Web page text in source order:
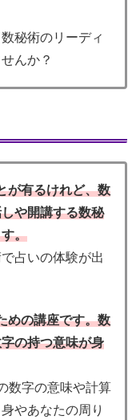
秘術のリーディ
んか？
が有るけれど、数
や開講する数秘
。
占いの体験が出
めの講座です。数
の持つ意味が身
数字の意味や計算
やあなたの周り